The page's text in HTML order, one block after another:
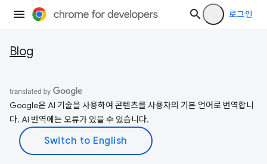
로그인
Blog
Google은 AI 기술을 사용하여 콘텐츠를 사용자의 기본 언어로 번역합니
다. AI 번역에는 오류가 있을 수 있습니다.